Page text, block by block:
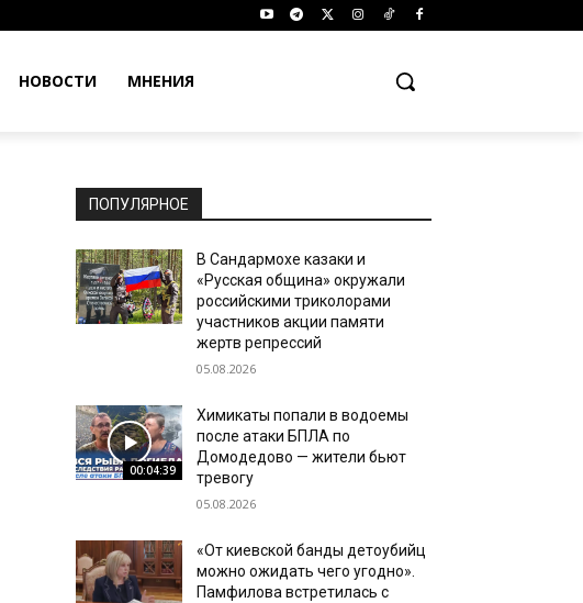
НОВОСТИ МНЕНИЯ
ПОПУЛЯРНОЕ
В Сандармохе казаки и
«Русская община» окружали
российскими триколорами
участников акции памяти
жертв репрессий
05.08.2026
00:04:39
Химикаты попали в водоемы
после атаки БПЛА по
Домодедово — жители бьют
тревогу
05.08.2026
«От киевской банды детоубийц
можно ожидать чего угодно».
Памфилова встретилась с